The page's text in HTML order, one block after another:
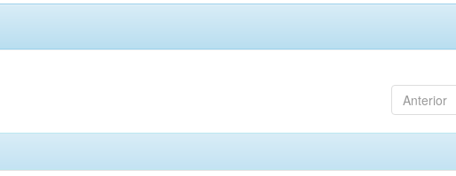
Anterior